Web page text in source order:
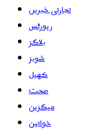
تجارتی خبریں
رپورٹس
بلاگز
شوبز
کھیل
صحت
میگزین
خواتین